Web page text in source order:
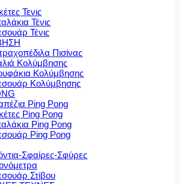
Τενις
Τένις
Τένις
Πισίνας
Κολύμβησης
Κολύμβησης
Κολύμβησης
Ping Pong
Ping Pong
Ping Pong
Ping Pong
Σφαίρες-Σφύρες
Στίβου